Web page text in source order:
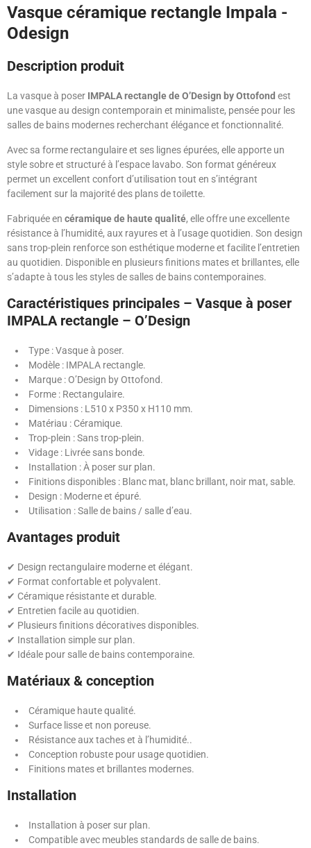
Vasque céramique rectangle Impala -
Odesign
Description produit
La vasque à poser IMPALA rectangle de O’Design by Ottofond est
une vasque au design contemporain et minimaliste, pensée pour les
salles de bains modernes recherchant élégance et fonctionnalité.
Avec sa forme rectangulaire et ses lignes épurées, elle apporte un
style sobre et structuré à l’espace lavabo. Son format généreux
permet un excellent confort d’utilisation tout en s’intégrant
facilement sur la majorité des plans de toilette.
Fabriquée en céramique de haute qualité, elle offre une excellente
résistance à l’humidité, aux rayures et à l’usage quotidien. Son design
sans trop-plein renforce son esthétique moderne et facilite l’entretien
au quotidien. Disponible en plusieurs finitions mates et brillantes, elle
s’adapte à tous les styles de salles de bains contemporaines.
Caractéristiques principales – Vasque à poser
IMPALA rectangle – O’Design
Type : Vasque à poser.
Modèle : IMPALA rectangle.
Marque : O’Design by Ottofond.
Forme : Rectangulaire.
Dimensions : L510 x P350 x H110 mm.
Matériau : Céramique.
Trop-plein : Sans trop-plein.
Vidage : Livrée sans bonde.
Installation : À poser sur plan.
Finitions disponibles : Blanc mat, blanc brillant, noir mat, sable.
Design : Moderne et épuré.
Utilisation : Salle de bains / salle d’eau.
Avantages produit
✔ Design rectangulaire moderne et élégant.
✔ Format confortable et polyvalent.
✔ Céramique résistante et durable.
✔ Entretien facile au quotidien.
✔ Plusieurs finitions décoratives disponibles.
✔ Installation simple sur plan.
✔ Idéale pour salle de bains contemporaine.
Matériaux & conception
Céramique haute qualité.
Surface lisse et non poreuse.
Résistance aux taches et à l’humidité..
Conception robuste pour usage quotidien.
Finitions mates et brillantes modernes.
Installation
Installation à poser sur plan.
Compatible avec meubles standards de salle de bains.